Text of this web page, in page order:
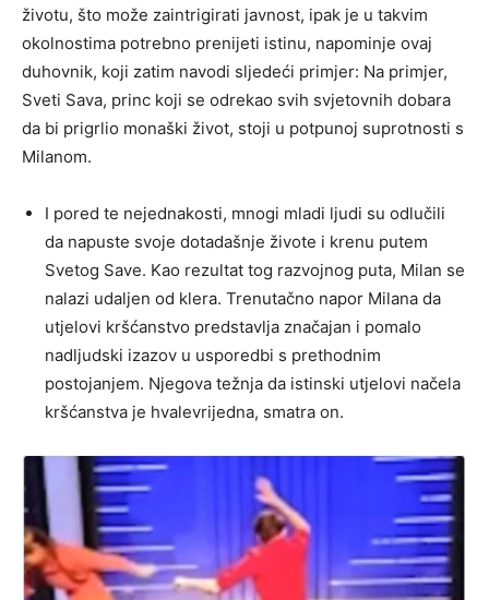
životu, što može zaintrigirati javnost, ipak je u takvim
okolnostima potrebno prenijeti istinu, napominje ovaj
duhovnik, koji zatim navodi sljedeći primjer: Na primjer,
Sveti Sava, princ koji se odrekao svih svjetovnih dobara
da bi prigrlio monaški život, stoji u potpunoj suprotnosti s
Milanom.
I pored te nejednakosti, mnogi mladi ljudi su odlučili
da napuste svoje dotadašnje živote i krenu putem
Svetog Save. Kao rezultat tog razvojnog puta, Milan se
nalazi udaljen od klera. Trenutačno napor Milana da
utjelovi kršćanstvo predstavlja značajan i pomalo
nadljudski izazov u usporedbi s prethodnim
postojanjem. Njegova težnja da istinski utjelovi načela
kršćanstva je hvalevrijedna, smatra on.